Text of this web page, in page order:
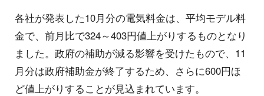
各社が発表した10月分の電気料金は、平均モデル料
金で、前月比で324～403円値上がりするものとなり
ました。政府の補助が減る影響を受けたもので、11
月分は政府補助金が終了するため、さらに600円ほ
ど値上がりすることが見込まれています。